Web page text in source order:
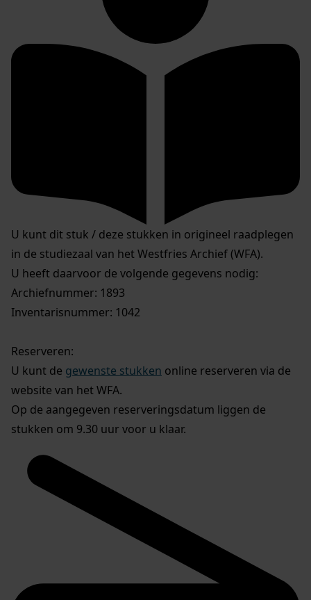
U kunt dit stuk / deze stukken in origineel raadplegen
in de studiezaal van het Westfries Archief (WFA).
U heeft daarvoor de volgende gegevens nodig:
Archiefnummer: 1893
Inventarisnummer: 1042
Reserveren:
U kunt de gewenste stukken online reserveren via de
website van het WFA.
Op de aangegeven reserveringsdatum liggen de
stukken om 9.30 uur voor u klaar.